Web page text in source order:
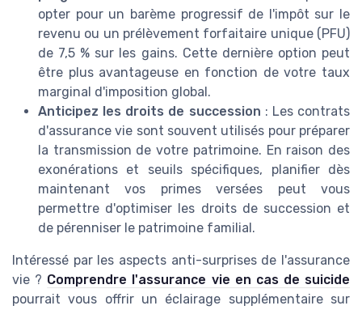
opter pour un barème progressif de l'impôt sur le
revenu ou un prélèvement forfaitaire unique (PFU)
de 7,5 % sur les gains. Cette dernière option peut
être plus avantageuse en fonction de votre taux
marginal d'imposition global.
Anticipez les droits de succession : Les contrats
d'assurance vie sont souvent utilisés pour préparer
la transmission de votre patrimoine. En raison des
exonérations et seuils spécifiques, planifier dès
maintenant vos primes versées peut vous
permettre d'optimiser les droits de succession et
de pérenniser le patrimoine familial.
Intéressé par les aspects anti-surprises de l'assurance
vie ? Comprendre l'assurance vie en cas de suicide
pourrait vous offrir un éclairage supplémentaire sur